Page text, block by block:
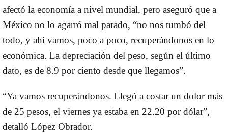
afectó la economía a nivel mundial, pero aseguró que a
México no lo agarró mal parado, “no nos tumbó del
todo, y ahí vamos, poco a poco, recuperándonos en lo
económica. La depreciación del peso, según el último
dato, es de 8.9 por ciento desde que llegamos”.
“Ya vamos recuperándonos. Llegó a costar un dolor más
de 25 pesos, el viernes ya estaba en 22.20 por dólar”,
detalló López Obrador.